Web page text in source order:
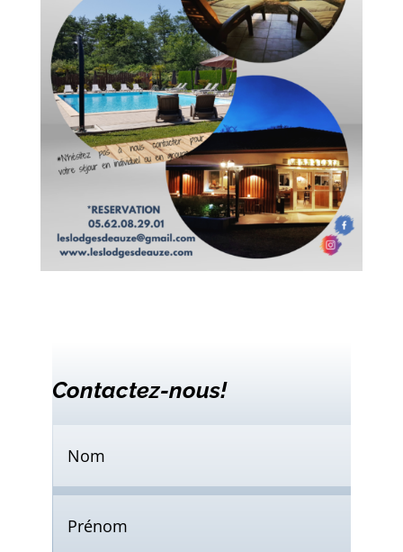
Contactez-nous!